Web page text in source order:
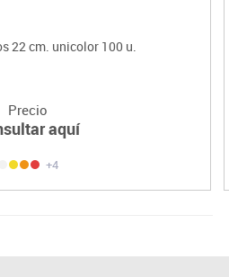
22 cm. unicolor 100 u.
Precio
aquí
+4